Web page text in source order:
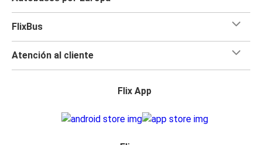
FlixBus
Atención al cliente
Flix App